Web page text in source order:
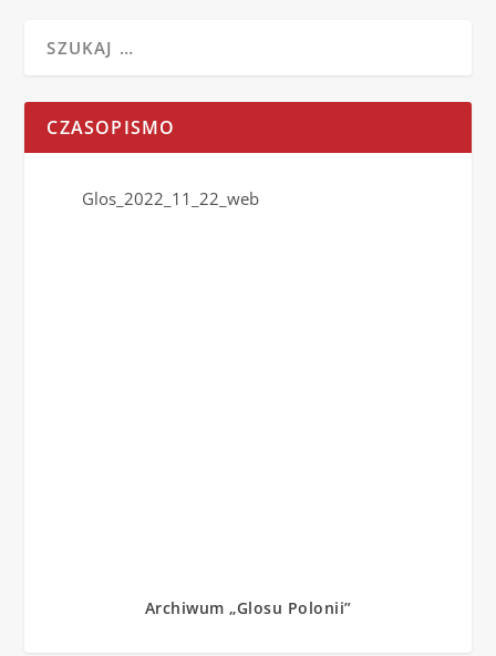
CZASOPISMO
Glos_2022_11_22_web
Archiwum „Glosu Polonii”